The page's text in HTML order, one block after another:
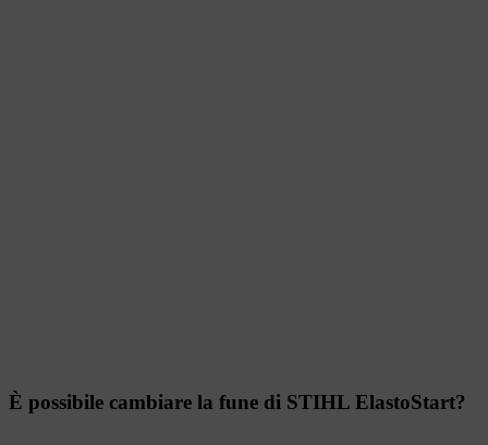
È possibile cambiare la fune di STIHL ElastoStart?